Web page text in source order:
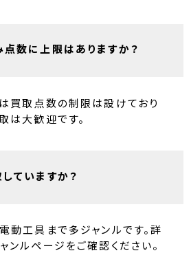
数に上限はありますか？
買取点数の制限は設けており
は大歓迎です。
ていますか？
動工具まで多ジャンルです。詳
ンルページをご確認ください。